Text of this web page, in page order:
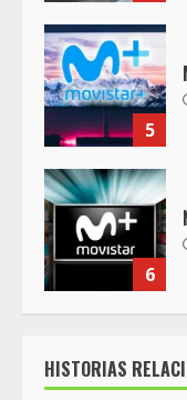
5
6
HISTORIAS